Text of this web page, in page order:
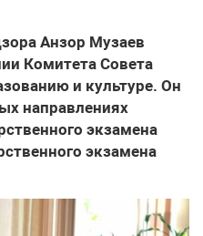
Анзор Музаев
Комитета Совета
и культуре. Он
направлениях
экзамена
экзамена